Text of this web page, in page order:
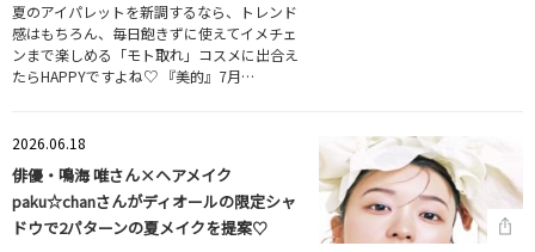
夏のアイパレットを新調するなら、トレンド
感はもちろん、毎日飽きずに使えてイメチェ
ンまで楽しめる「モト取れ」コスメに出合え
たらHAPPYですよね♡ 『美的』7月…
2026.06.18
俳優・鳴海 唯さん×ヘアメイク
paku☆chanさんがディオールの限定シャ
ドウで2パターンの夏メイクを提案♡